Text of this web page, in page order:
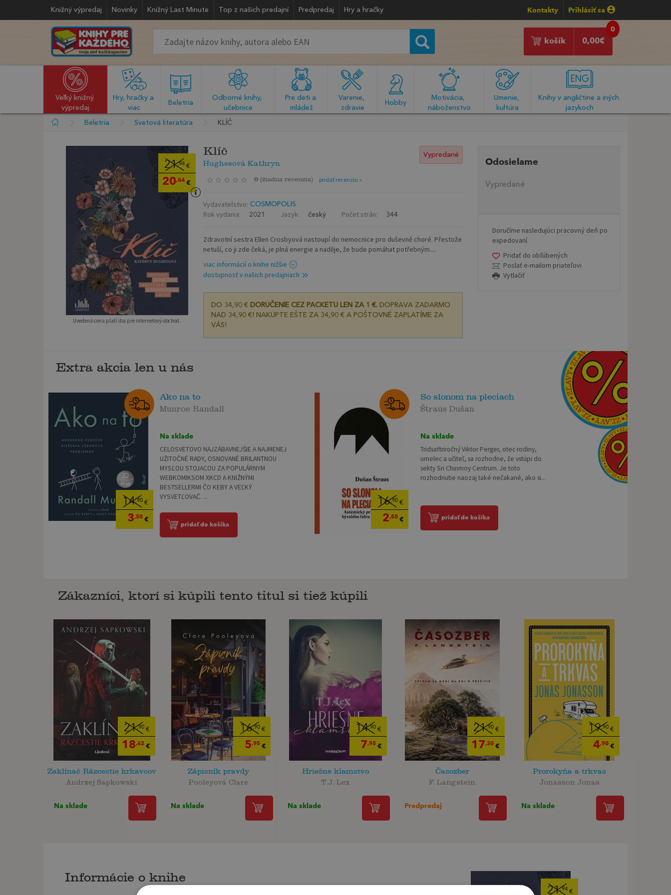
Knižný výpredaj Novinky Knižný Last Minute Top z našich predajní Predpredaj Hry a hračky Kontakty Prihlásiť sa
0
0,00€
košík
Veľký knižný
výpredaj
Hry, hračky a
viac
Beletria
Odborné knihy,
učebnice
Pre deti a
mládež
Varenie,
zdravie
Hobby
Motivácia,
náboženstvo
Umenie,
kultúra
Knihy v angličtine a iných
jazykoch
Beletria Svetová literatúra KLÍČ
21,94 €
20,84 €
Uvedená cena platí iba pre internetový obchod.
Klíč
Hughesová Kathryn
Vypredané
0 (žiadna recenzia) pridať recenziu »
Vydavateľstvo: COSMOPOLIS
Rok vydania: 2021 Jazyk: český Počet strán: 344
Zdravotní sestra Ellen Crosbyová nastoupí do nemocnice pro duševně choré. Přestože
netuší, co ji zde čeká, je plná energie a naděje, že bude pomáhat potřebným....
viac informácií o knihe nižšie
dostupnosť v našich predajniach
DO 34,90 € DORUČENIE CEZ PACKETU LEN ZA 1 €.DOPRAVA ZADARMO
NAD 34,90 €! NAKÚPTE EŠTE ZA 34,90 € A POŠTOVNÉ ZAPLATÍME ZA
VÁS!
Odosielame
Vypredané
Doručíme nasledujúci pracovný deň po
expedovaní.
Pridať do obľúbených
Poslať e-mailom priateľovi
Vytlačiť
Extra akcia len u nás
14,90€
3,50€
Ako na to
Munroe Randall
Na sklade
CELOSVETOVO NAJZÁBAVNEJŠIE A NAJMENEJ
UŽITOČNÉ RADY, OSNOVANÉ BRILANTNOU
MYSĽOU STOJACOU ZA POPULÁRNYM
WEBKOMIKSOM XKCD A KNIŽNÝMI
BESTSELLERMI ČO KEBY A VEĽKÝ
VYSVETĽOVAČ. ...
pridať do košíka
16,90€
2,50€
So slonom na pleciach
Štraus Dušan
Na sklade
Tridsaťtriročný Viktor Perger, otec rodiny,
umelec a učiteľ, sa rozhodne, že vstúpi do
sekty Sri Chinmoy Centrum. Je toto
rozhodnutie naozaj také nečakané, ako si...
pridať do košíka
Zákazníci, ktorí si kúpili tento titul si tiež kúpili
21,90 €
18,62 €
Zaklínač Rázcestie krkavcov
Andrzej Sapkowski
Na sklade
16,90€
5,95€
Zápisník pravdy
Pooleyová Clare
Na sklade
14,90 €
7,95 €
Hriešne klamstvo
T.J. Lex
Na sklade
21,90 €
17,30 €
Časozber
F. Langstein
Predpredaj
19,90 €
4,90 €
Prorokyňa a trkvas
Jonasson Jonas
Na sklade
Informácie o knihe
21,94€